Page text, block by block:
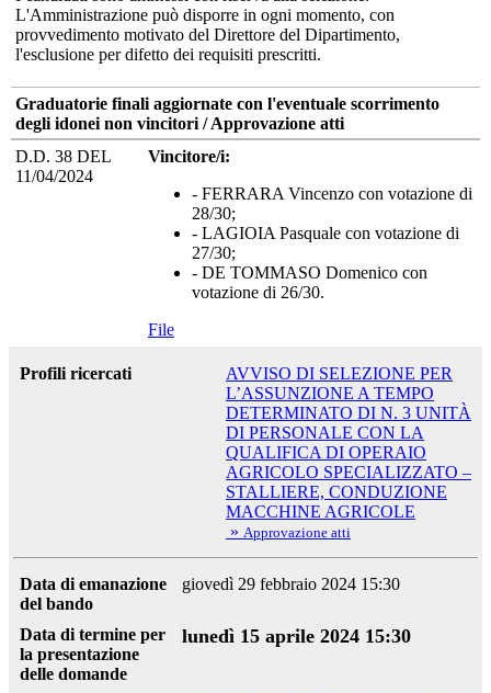
L'Amministrazione può disporre in ogni momento, con
provvedimento motivato del Direttore del Dipartimento,
l'esclusione per difetto dei requisiti prescritti.
Graduatorie finali aggiornate con l'eventuale scorrimento
degli idonei non vincitori / Approvazione atti
D.D. 38 DEL
11/04/2024
Vincitore/i:
- FERRARA Vincenzo con votazione di
28/30;
- LAGIOIA Pasquale con votazione di
27/30;
- DE TOMMASO Domenico con
votazione di 26/30.
File
Profili ricercati
AVVISO DI SELEZIONE PER
L’ASSUNZIONE A TEMPO
DETERMINATO DI N. 3 UNITÀ
DI PERSONALE CON LA
QUALIFICA DI OPERAIO
AGRICOLO SPECIALIZZATO –
STALLIERE, CONDUZIONE
MACCHINE AGRICOLE
» Approvazione atti
Data di emanazione
del bando
giovedì 29 febbraio 2024 15:30
Data di termine per
la presentazione
delle domande
lunedì 15 aprile 2024 15:30